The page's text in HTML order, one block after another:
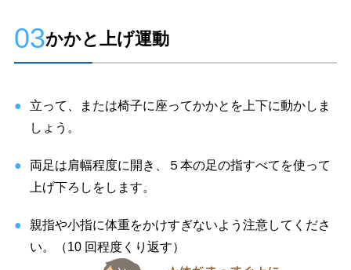
03かかと上げ運動
立って、または椅子に座ってかかとを上下に動かしま
しょう。
両足は肩幅程度に開き、５本の足の指すべてを使って
上げ下ろしをします。
親指や小指に体重をかけすぎないよう注意してくださ
い。（10 回程度くり返す）